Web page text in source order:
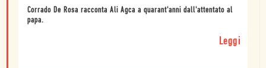
Corrado De Rosa racconta Ali Agca a quarant'anni dall'attentato al
papa.
Leggi